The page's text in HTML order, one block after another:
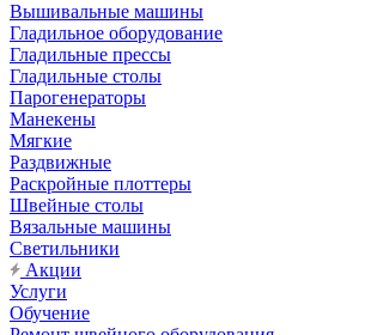
Вышивальные машины
Гладильное оборудование
Гладильные прессы
Гладильные столы
Парогенераторы
Манекены
Мягкие
Раздвижные
Раскройные плоттеры
Швейные столы
Вязальные машины
Светильники
Акции
Услуги
Обучение